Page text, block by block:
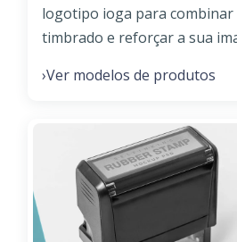
logotipo ioga para combinar
timbrado e reforçar a sua
›Ver modelos de produtos